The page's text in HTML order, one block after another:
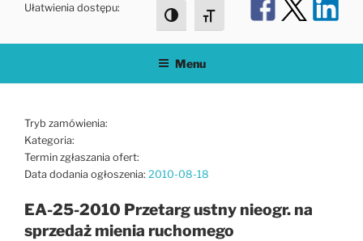
Ułatwienia dostępu:
Toggle High Contrast
Toggle Font size
Menu
Tryb zamówienia:
Kategoria:
Termin zgłaszania ofert:
Data dodania ogłoszenia: 2010-08-18
EA-25-2010 Przetarg ustny nieogr. na
sprzedaż mienia ruchomego